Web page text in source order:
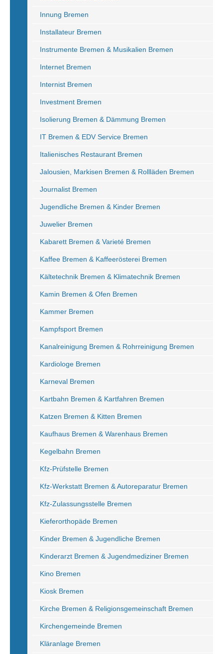
Innung Bremen
Installateur Bremen
Instrumente Bremen & Musikalien Bremen
Internet Bremen
Internist Bremen
Investment Bremen
Isolierung Bremen & Dämmung Bremen
IT Bremen & EDV Service Bremen
Italienisches Restaurant Bremen
Jalousien, Markisen Bremen & Rollläden Bremen
Journalist Bremen
Jugendliche Bremen & Kinder Bremen
Juwelier Bremen
Kabarett Bremen & Varieté Bremen
Kaffee Bremen & Kaffeerösterei Bremen
Kältetechnik Bremen & Klimatechnik Bremen
Kamin Bremen & Ofen Bremen
Kammer Bremen
Kampfsport Bremen
Kanalreinigung Bremen & Rohrreinigung Bremen
Kardiologe Bremen
Karneval Bremen
Kartbahn Bremen & Kartfahren Bremen
Katzen Bremen & Kitten Bremen
Kaufhaus Bremen & Warenhaus Bremen
Kegelbahn Bremen
Kfz-Prüfstelle Bremen
Kfz-Werkstatt Bremen & Autoreparatur Bremen
Kfz-Zulassungsstelle Bremen
Kieferorthopäde Bremen
Kinder Bremen & Jugendliche Bremen
Kinderarzt Bremen & Jugendmediziner Bremen
Kino Bremen
Kiosk Bremen
Kirche Bremen & Religionsgemeinschaft Bremen
Kirchengemeinde Bremen
Kläranlage Bremen